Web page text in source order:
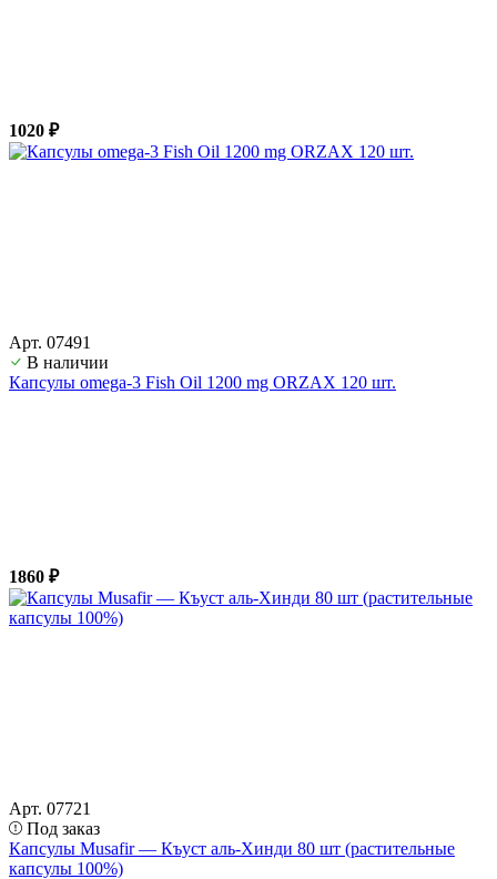
1020 ₽
Арт. 07491
В наличии
Капсулы omega-3 Fish Oil 1200 mg ORZAX 120 шт.
1860 ₽
Арт. 07721
Под заказ
Капсулы Musafir — Къуст аль-Хинди 80 шт (растительные
капсулы 100%)